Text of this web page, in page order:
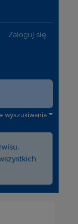
Zaloguj się
wyszukiwania